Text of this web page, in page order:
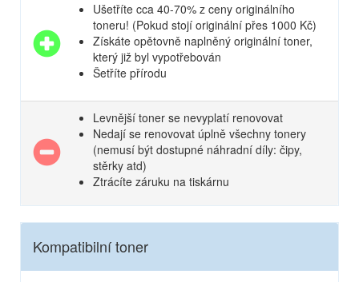
Ušetříte cca 40-70% z ceny originálního
toneru! (Pokud stojí originální přes 1000 Kč)
Získáte opětovně naplněný originální toner,
který již byl vypotřebován
Šetříte přírodu
Levnější toner se nevyplatí renovovat
Nedají se renovovat úplně všechny tonery
(nemusí být dostupné náhradní díly: čipy,
stěrky atd)
Ztrácíte záruku na tiskárnu
Kompatibilní toner